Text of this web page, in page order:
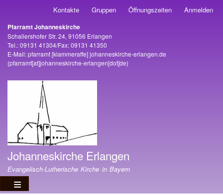
Kontakte Gruppen Öffnungszeiten Anmelden
Adresse
Pfarramt Johanneskirche
Schallershofer Str. 24, 91056 Erlangen
Tel.: 09131 41304/Fax: 09131 41350
E-Mail:pfarramt[klammeraffe]johanneskirche-erlangen.de
(pfarramt[at]johanneskirche-erlangen[dot]de)
Johanneskirche Erlangen
Evangelisch-Lutherische Kirche in Bayern